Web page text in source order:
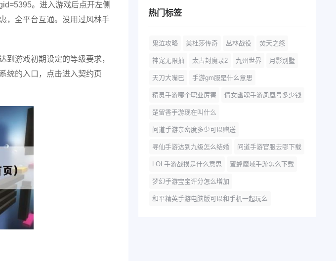
。进入游戏后点开左侧
，全平台互通。没用过风林手
到游戏初期设定的等级要求，
统的入口，点击进入契约页
热门标签
鬼泣攻略 美杜莎传奇 丛林战役 焚天之怒
神宠无限抽 太古封魔录2 九州世界 月影别墅
天刀大嘴巴 手游gm服是什么意思
精灵手游哪个职业厉害 倩女幽魂手游凤凰号多少钱
楚留香手游现在叫什么
问道手游亲密度多少可以赠送
寻仙手游达到九级怎么结婚 问道手游官服去哪下载
LOL手游战损是什么意思 蜜蜂魔域手游怎么下载
梦幻手游宝宝评分怎么增加
和平精英手游电脑版可以和手机一起玩么